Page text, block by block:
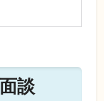
談